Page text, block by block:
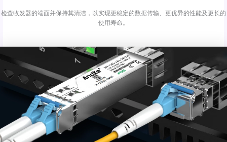
检查收发器的端面并保持其清洁，以实现更稳定的数据传输、更优异的性能及更长的
使用寿命。